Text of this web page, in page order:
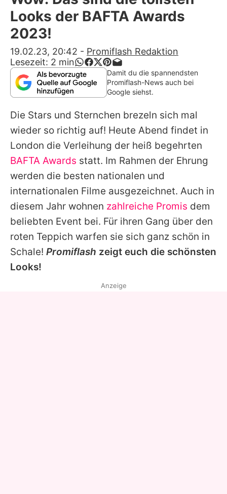
Alle Themen auf Promiflash
App runterladen
Team
Redaktionelle Richtlinien
Impressum
Datenschutzerklärung
Nutzungsbedingungen
Utiq verwalten
Looks der BAFTA Awards
2023!
19.02.23, 20:42 - Promiflash Redaktion
Lesezeit: 2 min
Damit du die spannendsten
Promiflash-News auch bei
Google siehst.
Die Stars und Sternchen brezeln sich mal
wieder so richtig auf! Heute Abend findet in
London die Verleihung der heiß begehrten
BAFTA Awards statt. Im Rahmen der Ehrung
werden die besten nationalen und
internationalen Filme ausgezeichnet. Auch in
diesem Jahr wohnen zahlreiche Promis dem
beliebten Event bei. Für ihren Gang über den
roten Teppich warfen sie sich ganz schön in
Schale! Promiflash zeigt euch die schönsten
Looks!
Anzeige